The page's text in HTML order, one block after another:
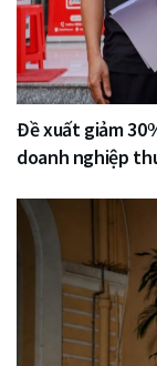
Đề xuất giảm
doanh nghiệp